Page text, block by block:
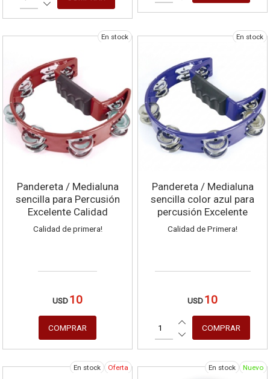
En stock
Pandereta / Medialuna
sencilla para Percusión
Excelente Calidad
Calidad de primera!
USD10
En stock
Pandereta / Medialuna
sencilla color azul para
percusión Excelente
calidad!
Calidad de Primera!
USD10
En stock Oferta En stock Nuevo